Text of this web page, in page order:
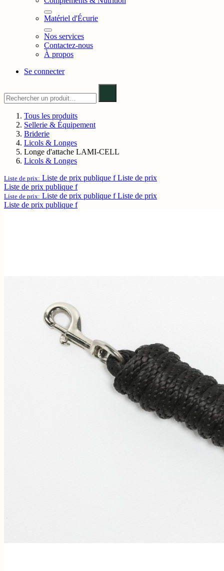
Matériel d'Écurie
Nos services
Contactez-nous
À propos
Se connecter
Tous les produits
Sellerie & Équipement
Briderie
Licols & Longes
Longe d'attache LAMI-CELL
Licols & Longes
Liste de prix: Liste de prix publique f Liste de prix
Liste de prix publique f
Liste de prix: Liste de prix publique f Liste de prix
Liste de prix publique f